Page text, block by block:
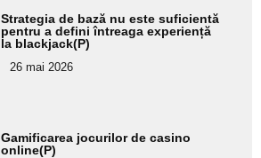
Strategia de bază nu este suficientă
pentru a defini întreaga experiență
la blackjack(P)
26 mai 2026
Gamificarea jocurilor de casino
online(P)